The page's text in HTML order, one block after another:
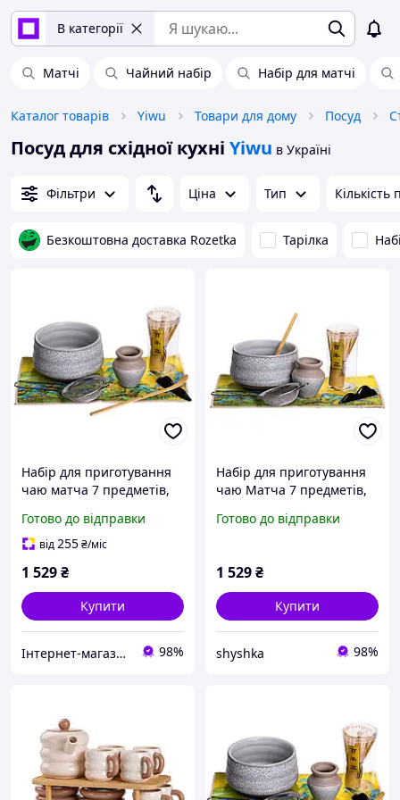
В категорії
Матчі Чайний набір Набір для матчі
Каталог товарів Yiwu Товари для дому Посуд
Посуд для східної кухні Yiwu в Україні
Фільтри Ціна Тип Кількість
Безкоштовна доставка Rozetka Тарілка
Набір для приготування
чаю матча 7 предметів,
Готово до відправки
від255₴/міс
1 529₴
Купити
Інтернет-магазин Господиня 98%
Набір для приготування
чаю Матча 7 предметів,
сервіз для церемонії
Готово до відправки
1 529₴
Купити
shyshka 98%